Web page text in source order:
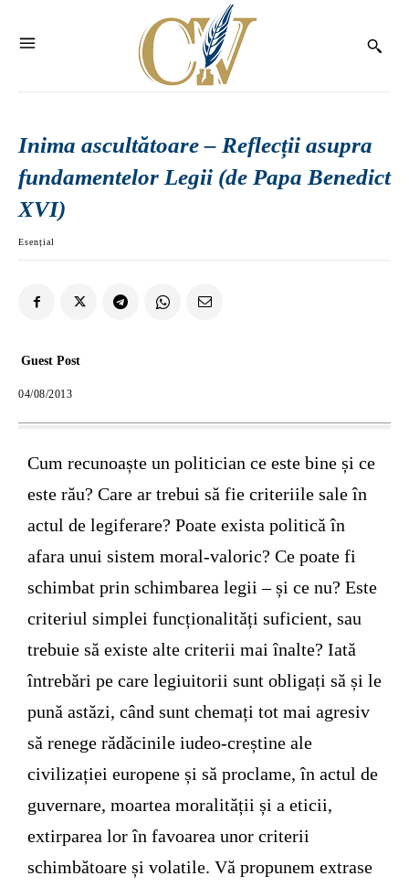
Inima ascultătoare – Reflecții asupra
fundamentelor Legii (de Papa Benedict
XVI)
Esențial
Guest Post
04/08/2013
Cum recunoaște un politician ce este bine și ce
este rău? Care ar trebui să fie criteriile sale în
actul de legiferare? Poate exista politică în
afara unui sistem moral-valoric? Ce poate fi
schimbat prin schimbarea legii – și ce nu? Este
criteriul simplei funcționalități suficient, sau
trebuie să existe alte criterii mai înalte? Iată
întrebări pe care legiuitorii sunt obligați să și le
pună astăzi, când sunt chemați tot mai agresiv
să renege rădăcinile iudeo-creștine ale
civilizației europene și să proclame, în actul de
guvernare, moartea moralității și a eticii,
extirparea lor în favoarea unor criterii
schimbătoare și volatile. Vă propunem extrase